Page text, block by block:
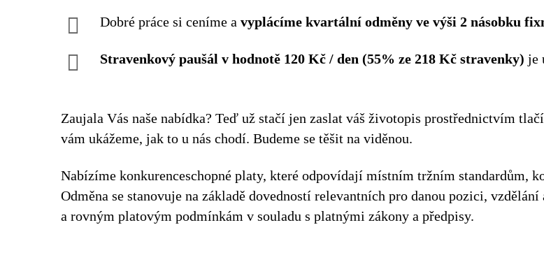
Dobré práce si ceníme a vyplácíme kvartální odměny ve výši 2 násobku
Stravenkový paušál v hodnotě 120 Kč / den (55% ze 218 Kč stravenky) je
Zaujala Vás naše nabídka? Teď už stačí jen zaslat váš životopis prostřednictvím
vám ukážeme, jak to u nás chodí. Budeme se těšit na viděnou.
Nabízíme konkurenceschopné platy, které odpovídají místním tržním standardům,
Odměna se stanovuje na základě dovedností relevantních pro danou pozici,
a rovným platovým podmínkám v souladu s platnými zákony a předpisy.